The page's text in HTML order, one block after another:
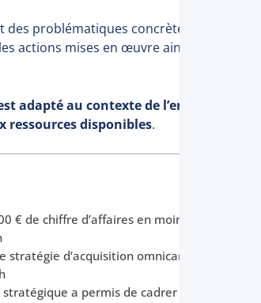
des problématiques concrètes
actions mises en œuvre ainsi que les
adapté au contexte de l’entreprise, à
ressources disponibles.
€ de chiffre d’affaires en moins de 6 mois
d’acquisition omnicanale pour
a permis de cadrer les enjeux